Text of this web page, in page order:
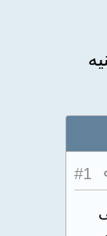
بنيه
#1